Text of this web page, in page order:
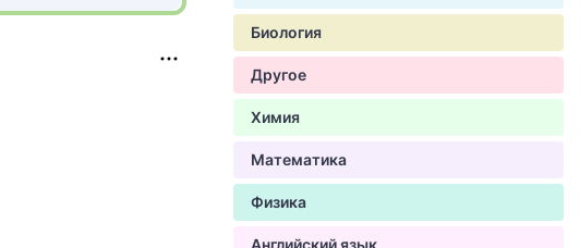
Биология
Другое
Химия
Математика
Физика
Английский язык